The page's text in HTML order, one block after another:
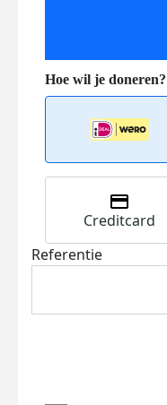
Creditcard
Referentie